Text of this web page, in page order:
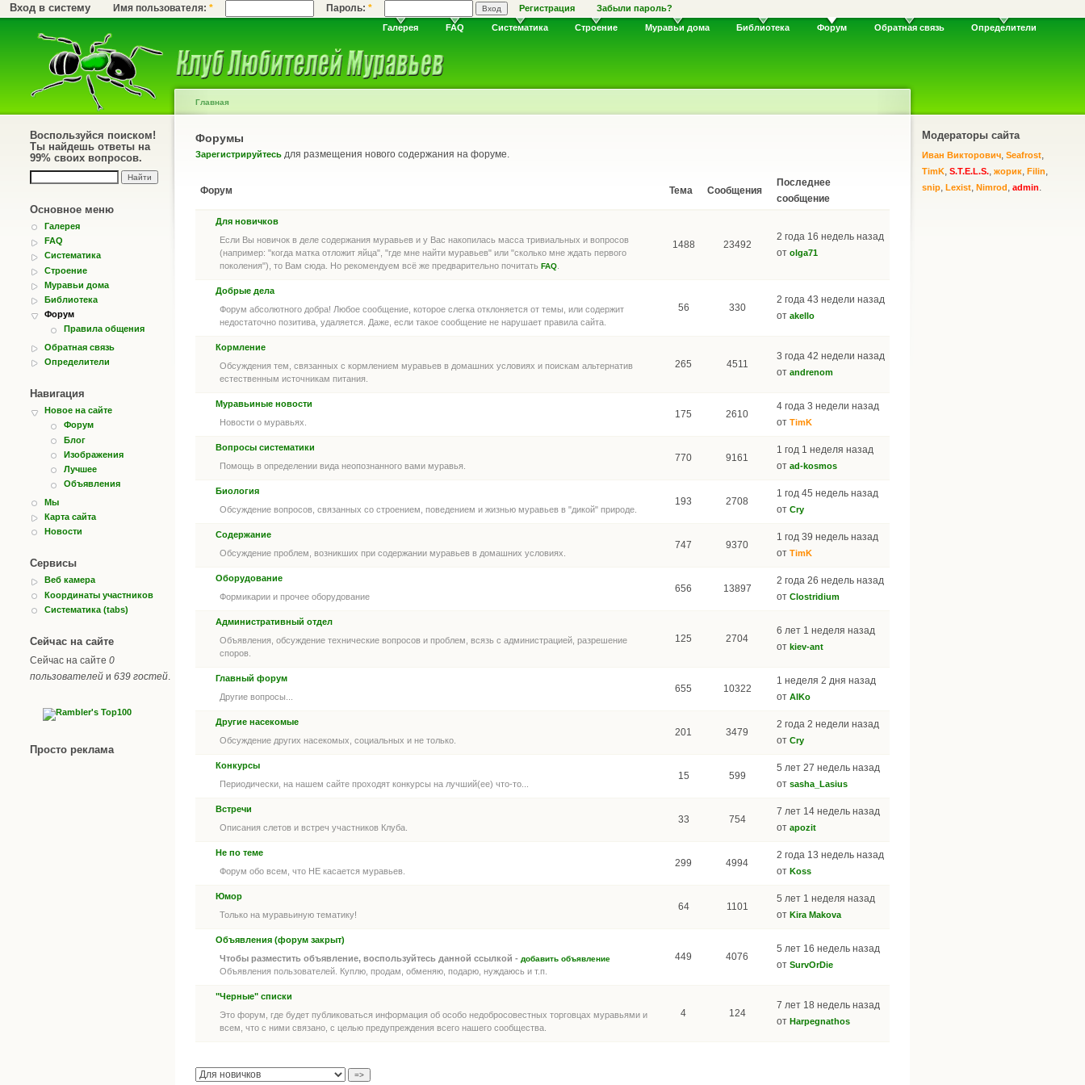
Вход в систему Имя пользователя:* Пароль:* Регистрация Забыли пароль?
Галерея FAQ Систематика Строение Муравьи дома Библиотека Форум Обратная связь Определители
Воспользуйся поиском!
Ты найдешь ответы на
99% своих вопросов.
Основное меню
Галерея
FAQ
Систематика
Строение
Муравьи дома
Библиотека
Форум
Правила общения
Обратная связь
Определители
Навигация
Новое на сайте
Форум
Блог
Изображения
Лучшее
Объявления
Мы
Карта сайта
Новости
Сервисы
Веб камера
Координаты участников
Систематика (tabs)
Сейчас на сайте
Сейчас на сайте 0
пользователей и 639 гостей.
Просто реклама
Главная
Форумы
Зарегистрируйтесь для размещения нового содержания на форуме.
Форум Тема Сообщения
Последнее
сообщение
Для новичков
Если Вы новичок в деле содержания муравьев и у Вас накопилась масса тривиальных и вопросов
(например: "когда матка отложит яйца", "где мне найти муравьев" или "сколько мне ждать первого
поколения"), то Вам сюда. Но рекомендуем всё же предварительно почитатьFAQ
1488 23492
2 года 16 недель назад
от olga71
Добрые дела
Форум абсолютного добра! Любое сообщение, которое слегка отклоняется от темы, или содержит
недостаточно позитива, удаляется. Даже, если такое сообщение не нарушает правила сайта.
56 330
2 года 43 недели назад
от akello
Кормление
Обсуждения тем, связанных с кормлением муравьев в домашних условиях и поискам альтернатив
естественным источникам питания.
265 4511
3 года 42 недели назад
от andrenom
Муравьиные новости
Новости о муравьях.
175 2610
4 года 3 недели назад
от TimK
Вопросы систематики
Помощь в определении вида неопознанного вами муравья.
770 9161
1 год 1 неделя назад
от ad-kosmos
Биология
Обсуждение вопросов, связанных со строением, поведением и жизнью муравьев в "дикой" природе.
193 2708
1 год 45 недель назад
от Cry
Содержание
Обсуждение проблем, возникших при содержании муравьев в домашних условиях.
747 9370
1 год 39 недель назад
от TimK
Оборудование
Формикарии и прочее оборудование
656 13897
2 года 26 недель назад
от Clostridium
Административный отдел
Объявления, обсуждение технические вопросов и проблем, всязь с администрацией, разрешение
споров.
125 2704
6 лет 1 неделя назад
от kiev-ant
Главный форум
Другие вопросы...
655 10322
1 неделя 2 дня назад
от AlKo
Другие насекомые
Обсуждение других насекомых, социальных и не только.
201 3479
2 года 2 недели назад
от Cry
Конкурсы
Периодически, на нашем сайте проходят конкурсы на лучший(ее) что-то...
15 599
5 лет 27 недель назад
от sasha_Lasius
Встречи
Описания слетов и встреч участников Клуба.
33 754
7 лет 14 недель назад
от apozit
Не по теме
Форум обо всем, что НЕ касается муравьев.
299 4994
2 года 13 недель назад
от Koss
Юмор
Только на муравьиную тематику!
64 1101
5 лет 1 неделя назад
от Kira Makova
Объявления (форум закрыт)
Чтобы разместить объявление, воспользуйтесь данной ссылкой - добавить объявление
Объявления пользователей. Куплю, продам, обменяю, подарю, нуждаюсь и т.п.
449 4076
5 лет 16 недель назад
от SurvOrDie
"Черные" списки
Это форум, где будет публиковаться информация об особо недобросовестных торговцах муравьями и
всем, что с ними связано, с целью предупреждения всего нашего сообщества.
4 124
7 лет 18 недель назад
от Harpegnathos
Модераторы сайта
Иван Викторович, Seafrost,
TimK, S.T.E.L.S., жорик, Filin,
snip, Lexist, Nimrod, admin.